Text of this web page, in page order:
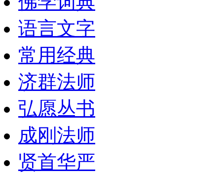
语言文字
常用经典
济群法师
弘愿丛书
成刚法师
贤首华严